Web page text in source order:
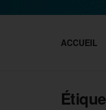
ACCUEIL